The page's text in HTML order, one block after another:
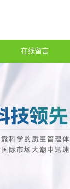
在线留言